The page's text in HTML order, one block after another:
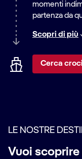
momenti
partenza da
emozionanti
Scopri di più
Cerca
LE NOSTRE
Vuoi